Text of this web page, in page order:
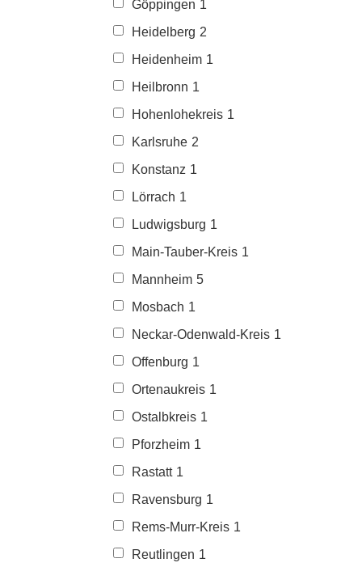
Göppingen 1
Heidelberg 2
Heidenheim 1
Heilbronn 1
Hohenlohekreis 1
Karlsruhe 2
Konstanz 1
Lörrach 1
Ludwigsburg 1
Main-Tauber-Kreis 1
Mannheim 5
Mosbach 1
Neckar-Odenwald-Kreis 1
Offenburg 1
Ortenaukreis 1
Ostalbkreis 1
Pforzheim 1
Rastatt 1
Ravensburg 1
Rems-Murr-Kreis 1
Reutlingen 1